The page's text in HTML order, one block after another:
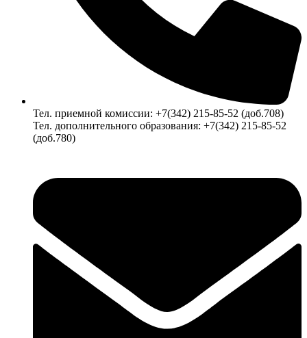
Тел. приемной комиссии: +7(342) 215-85-52 (доб.708)
Тел. дополнительного образования: +7(342) 215-85-52
(доб.780)